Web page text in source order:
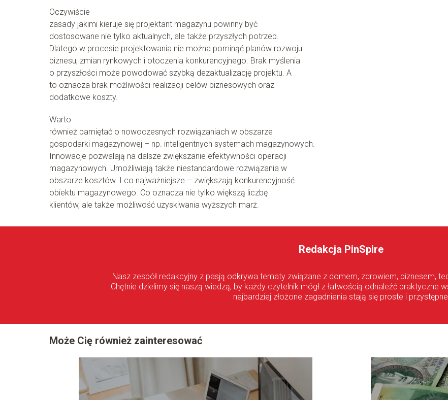
Oczywiście
zasady jakimi kieruje się projektant magazynu powinny być
dostosowane nie tylko aktualnych, ale także przyszłych potrzeb.
Dlatego w procesie projektowania nie można pominąć planów rozwoju
biznesu, zmian rynkowych i otoczenia konkurencyjnego. Brak myślenia
o przyszłości może powodować szybką dezaktualizację projektu. A
to oznacza brak możliwości realizacji celów biznesowych oraz
dodatkowe koszty.
Warto
również pamiętać o nowoczesnych rozwiązaniach w obszarze
gospodarki magazynowej – np. inteligentnych systemach magazynowych.
Innowacje pozwalają na dalsze zwiększanie efektywności operacji
magazynowych. Umożliwiają także niestandardowe rozwiązania w
obszarze kosztów. I co najważniejsze – zwiększają konkurencyjność
obiektu magazynowego. Co oznacza nie tylko większą liczbę
klientów, ale także możliwość uzyskiwania wyższych marż.
Redakcja PinSpire
Nasz zespół redakcyjny z pasją odkrywa tematy związane z domem, zdrowiem, biznesem,
Chętnie dzielimy się naszą wiedzą, by każdy czytelnik mógł z łatwością odnaleźć praktyczne
najbardziej złożone zagadnienia stają się proste i
Może Cię również zainteresować